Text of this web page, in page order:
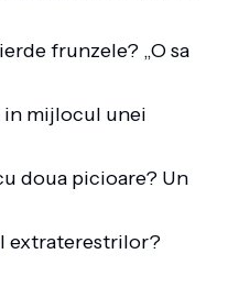
frunzele? „O sa
in mijlocul unei
doua picioare? Un
extraterestrilor?